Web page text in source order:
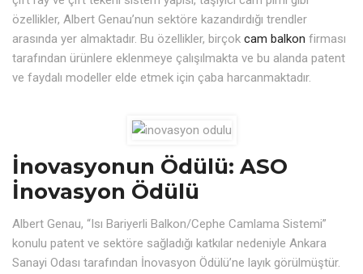
özellikler, Albert Genau’nun sektöre kazandırdığı trendler
arasında yer almaktadır. Bu özellikler, birçok cam balkon firması
tarafından ürünlere eklenmeye çalışılmakta ve bu alanda patent
ve faydalı modeller elde etmek için çaba harcanmaktadır.
İnovasyonun Ödülü: ASO
İnovasyon Ödülü
Albert Genau, “Isı Bariyerli Balkon/Cephe Camlama Sistemi”
konulu patent ve sektöre sağladığı katkılar nedeniyle Ankara
Sanayi Odası tarafından İnovasyon Ödülü’ne layık görülmüştür.